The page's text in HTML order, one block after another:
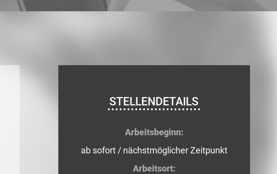
STELLENDETAILS
Arbeitsbeginn:
ab sofort / nächstmöglicher Zeitpunkt
Arbeitsort: